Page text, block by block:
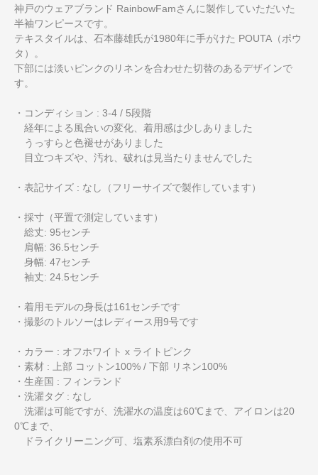
神戸のウェアブランド RainbowFamさんに製作していただいた
半袖ワンピースです。
テキスタイルは、石本藤雄氏が1980年に手がけた POUTA（ポウ
タ）。
下部には淡いピンクのリネンを合わせた切替のあるデザインで
す。
・コンディション : 3-4 / 5段階
経年による風合いの変化、着用感は少しありました
うっすらと色褪せがありました
目立つキズや、汚れ、破れは見当たりませんでした
・表記サイズ : なし（フリーサイズで製作しています）
・採寸（平置で測定しています）
総丈: 95センチ
肩幅: 36.5センチ
身幅: 47センチ
袖丈: 24.5センチ
・着用モデルの身長は161センチです
・撮影のトルソーはレディース用9号です
・カラー : オフホワイト x ライトピンク
・素材 : 上部 コットン100% / 下部 リネン100%
・生産国 : フィンランド
・洗濯タグ : なし
洗濯は可能ですが、洗濯水の温度は60℃まで、アイロンは20
0℃まで、
ドライクリーニング可、塩素系漂白剤の使用不可